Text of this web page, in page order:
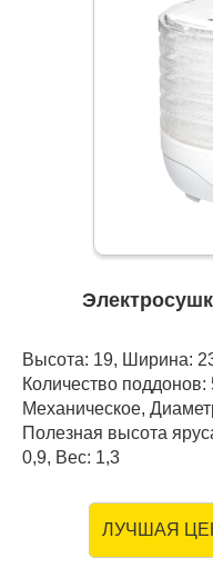
Высота: 19, Ширина:
Количество
Механическое,
Полезная высота
0,9, Вес: 1,3
ЛУЧШАЯ